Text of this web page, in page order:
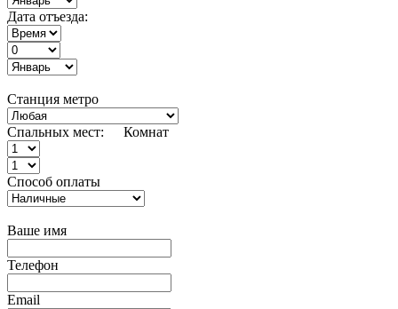
Дата отъезда:
Станция метро
Спальных мест: Комнат
Способ оплаты
Ваше имя
Телефон
Email